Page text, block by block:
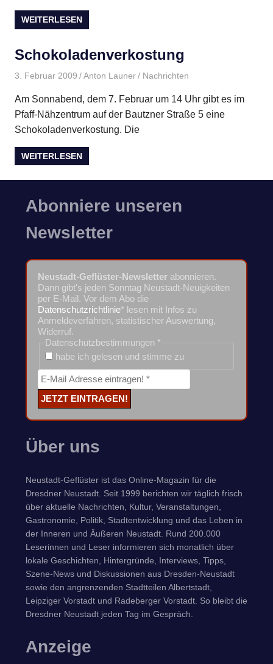
WEITERLESEN
Schokoladenverkostung
3. Februar 2009 Anton Launer Nachrichten
Am Sonnabend, dem 7. Februar um 14 Uhr gibt es im
Pfaff-Nähzentrum auf der Bautzner Straße 5 eine
Schokoladenverkostung. Die
WEITERLESEN
Abonniere unseren
Newsletter
Neustadt-Geflüster-Newsletter abonnieren.
Dann gibt's jeden Sonntag Neustadt-Neuigkeiten
per E-Mail. Vor dem Abo die
Datenschutzrichtlinie* lesen mit Infos zu
Anmeldeverfahren, statistischer Auswertung,
Widerruf.
Datenschutzbestimmungen *
habe ich gelesen und stimme zu
Über uns
Neustadt-Geflüster ist das Online-Magazin für die
Dresdner Neustadt. Seit 1999 berichten wir täglich frisch
über aktuelle Nachrichten, Kultur, Veranstaltungen,
Gastronomie, Politik, Stadtentwicklung und das Leben in
der Inneren und Äußeren Neustadt. Rund 200.000
Leserinnen und Leser informieren sich monatlich über
lokale Geschichten, Hintergründe, Interviews, Tipps,
Szene-News und Diskussionen aus Dresden-Neustadt
sowie den angrenzenden Stadtteilen Albertstadt,
Leipziger Vorstadt und Radeberger Vorstadt. So bleibt die
Dresdner Neustadt jeden Tag im Gespräch.
Anzeige